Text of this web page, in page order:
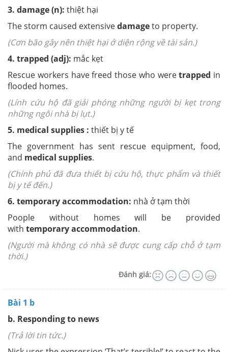
3. damage (n): thiệt hại
The storm caused extensivedamageto property.
(Cơn bão gây nên thiệt hại ở diện rộng về tài sản.)
4. trapped (adj): mắc kẹt
Rescue workers have freed those who weretrapped in
flooded homes.
(Lính cứu hộ đã giải phóng những người bị kẹt trong
những ngôi nhà bị lụt.)
5. medical supplies : thiết bị y tế
The government has sent rescue equipment, food,
and medical supplies.
(Chính phủ đã đưa thiết bị cứu hộ, thực phẩm và thiết
bị y tế đến.)
6. temporary accommodation: nhà ở tạm thời
Poople without homes will be provided
with temporary accommodation.
(Người mà không có nhà sẽ được cung cấp chỗ ở tạm
thời.)
Đánh giá:
Bài 1 b
b. Responding to news
(Trả lời tin tức.)